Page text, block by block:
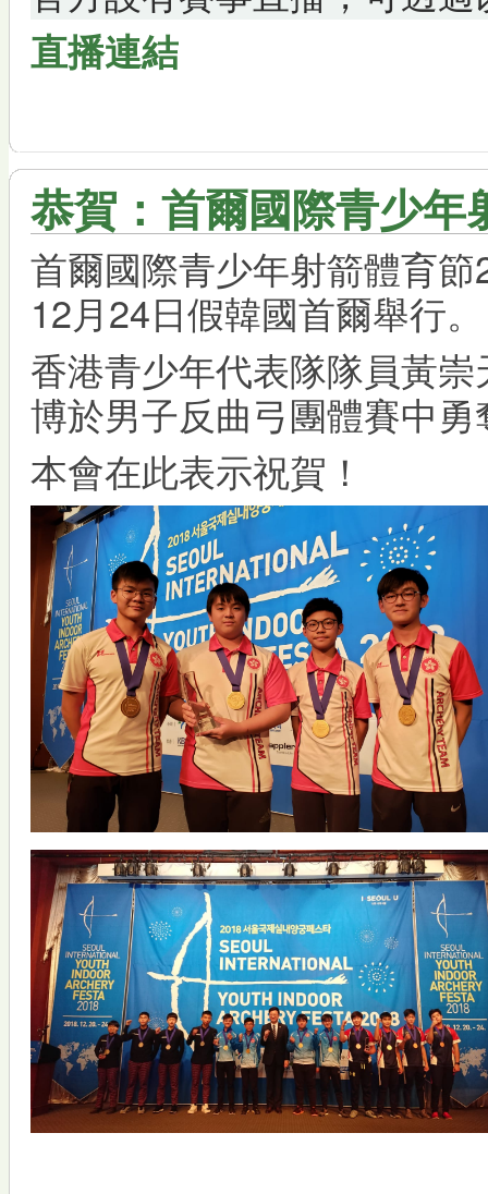
直播連結
恭賀：首爾國際青少年
首爾國際青少年射箭體育
12月24日假韓國首爾舉行。
香港青少年代表隊隊員黃
博於男子反曲弓團體賽中
本會在此表示祝賀！